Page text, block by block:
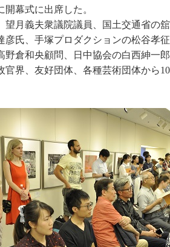
幕式に出席した。
望月義夫衆議院議員、国土交通省の
彦氏、手塚プロダクションの松谷孝
野倉和央顧問、日中協会の白西紳一
官界、友好団体、各種芸術団体から